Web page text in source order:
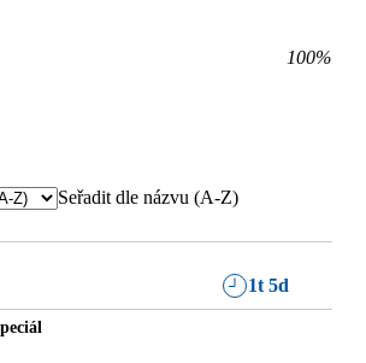
100%
Seřadit dle názvu (A-Z)
1t 5d